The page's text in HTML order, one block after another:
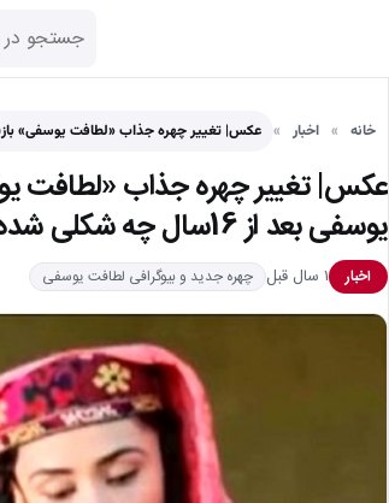
خانه اخبار عکس| تغییر چهره جذاب «لطافت یوسفی»
عکس| تغییر چهره جذاب «لطافت
یوسفی بعد از 16سال چه شکلی شده است؟
اخبار ۱ سال قبل چهره جدید و بیوگرافی لطافت یوسفی